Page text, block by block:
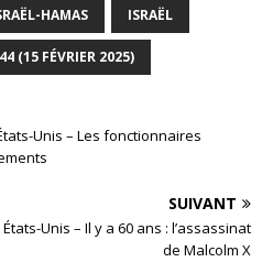
HAMAS ISRAËL
(15 FÉVRIER 2025)
Unis – Les fonctionnaires
SUIVANT
Unis – Il y a 60 ans : l’assassinat
de Malcolm X